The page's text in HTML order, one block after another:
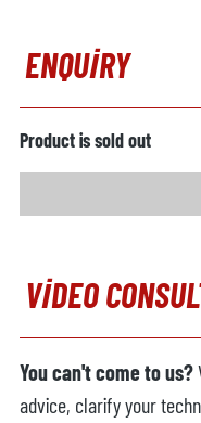
ENQUIRY
Product is sold out
VIDEO
You can't come to us?
advice, clarify your